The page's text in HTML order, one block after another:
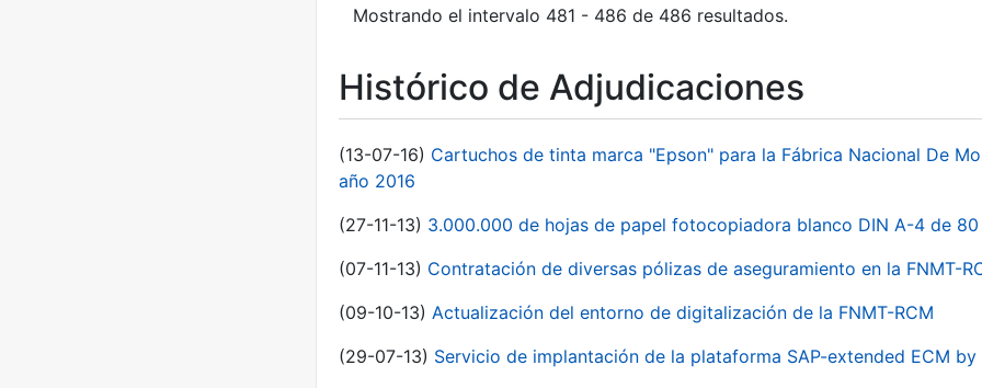
Mostrando el intervalo 481 - 486 de 486 resultados.
Histórico de Adjudicaciones
(13-07-16) Cartuchos de tinta marca "Epson" para la Fábrica Nacional De
año 2016
(27-11-13) 3.000.000 de hojas de papel fotocopiadora blanco DIN A-4 de 80
(07-11-13) Contratación de diversas pólizas de aseguramiento en la FNMT-
(09-10-13) Actualización del entorno de digitalización de la FNMT-RCM
(29-07-13) Servicio de implantación de la plataforma SAP-extended ECM by